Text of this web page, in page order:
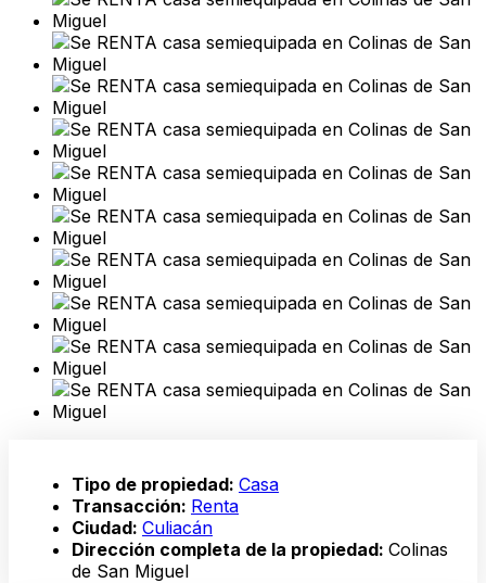
Tipo de propiedad: Casa
Transacción: Renta
Ciudad: Culiacán
Dirección completa de la propiedad: Colinas
de San Miguel